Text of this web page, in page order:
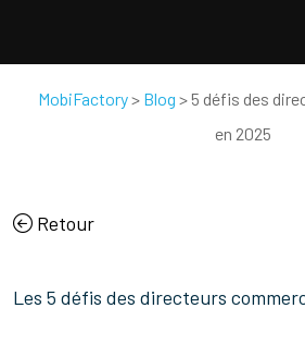
MobiFactory> Blog >5 défis des
en 2025
Retour
Les 5 défis des directeurs